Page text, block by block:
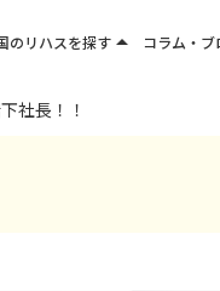
社長！！
のリハスを探すarrow_drop_up
エリア
コラム・ブ